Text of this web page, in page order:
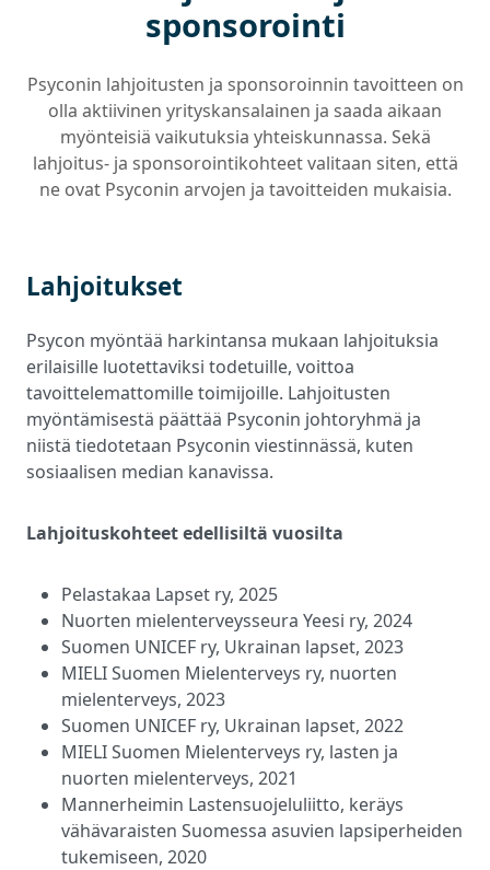
sponsorointi
Psyconin lahjoitusten ja sponsoroinnin tavoitteen on
olla aktiivinen yrityskansalainen ja saada aikaan
myönteisiä vaikutuksia yhteiskunnassa. Sekä
lahjoitus- ja sponsorointikohteet valitaan siten, että
ne ovat Psyconin arvojen ja tavoitteiden mukaisia.
Lahjoitukset
Psycon myöntää harkintansa mukaan lahjoituksia
erilaisille luotettaviksi todetuille, voittoa
tavoittelemattomille toimijoille. Lahjoitusten
myöntämisestä päättää Psyconin johtoryhmä ja
niistä tiedotetaan Psyconin viestinnässä, kuten
sosiaalisen median kanavissa.
Lahjoituskohteet edellisiltä vuosilta
Pelastakaa Lapset ry, 2025
Nuorten mielenterveysseura Yeesi ry, 2024
Suomen UNICEF ry, Ukrainan lapset, 2023
MIELI Suomen Mielenterveys ry, nuorten
mielenterveys, 2023
Suomen UNICEF ry, Ukrainan lapset, 2022
MIELI Suomen Mielenterveys ry, lasten ja
nuorten mielenterveys, 2021
Mannerheimin Lastensuojeluliitto, keräys
vähävaraisten Suomessa asuvien lapsiperheiden
tukemiseen, 2020